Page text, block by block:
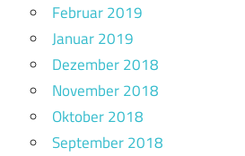
Februar 2019
Januar 2019
Dezember 2018
November 2018
Oktober 2018
September 2018